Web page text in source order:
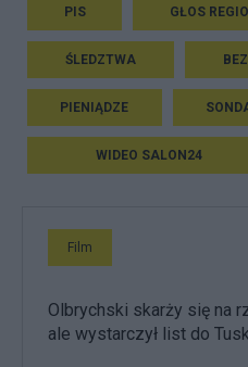
PIS GŁOS
ŚLEDZTWA
PIENIĄDZE
WIDEO SALON24
Film
Olbrychski skarży się na
ale wystarczył list do